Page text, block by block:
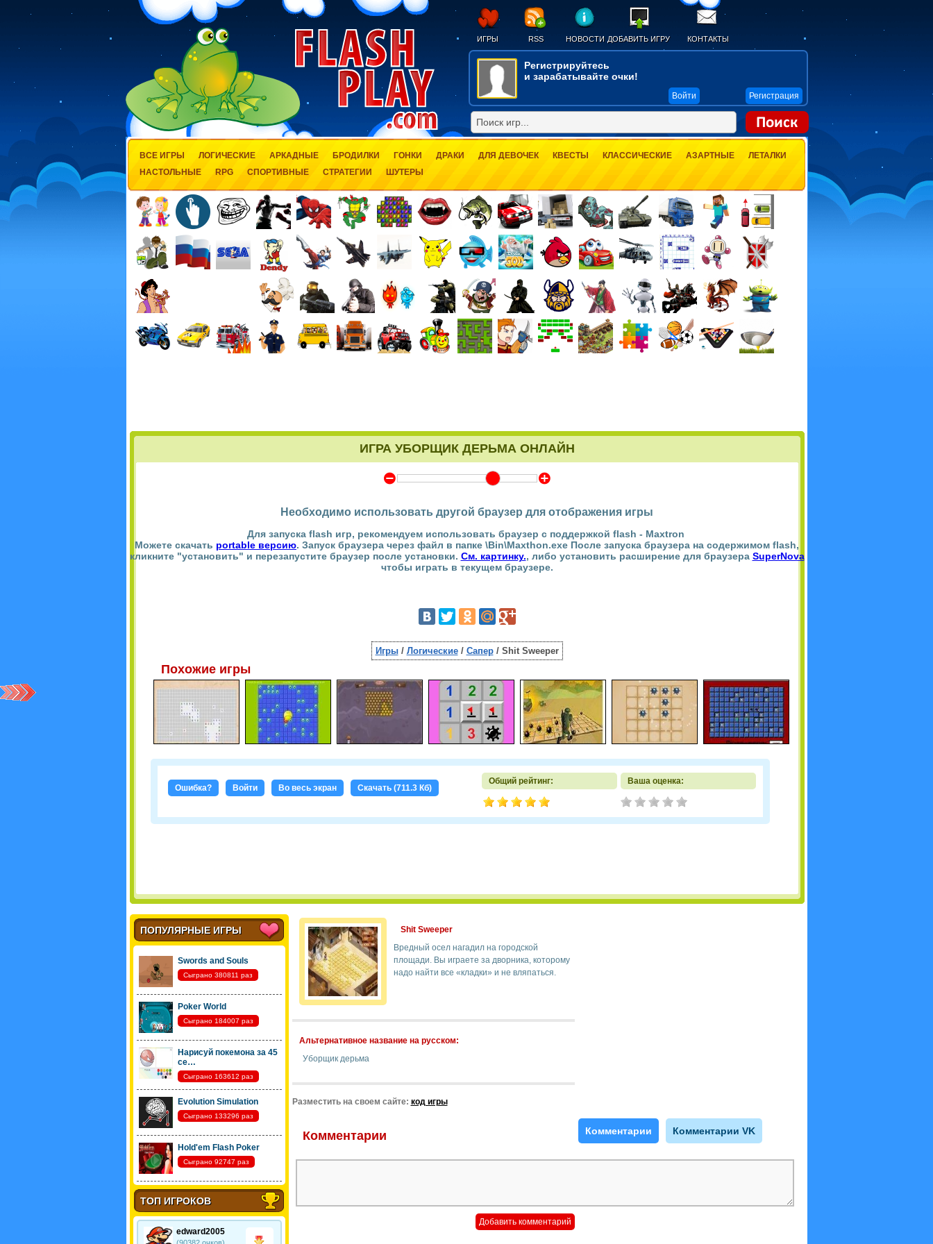
ИГРЫ RSS НОВОСТИ ДОБАВИТЬ ИГРУ КОНТАКТЫ
Регистрируйтесь
и зарабатывайте очки!
Войти Регистрация
ВСЕ ИГРЫ ЛОГИЧЕСКИЕ АРКАДНЫЕ БРОДИЛКИ ГОНКИ ДРАКИ ДЛЯ ДЕВОЧЕК КВЕСТЫ КЛАССИЧЕСКИЕ АЗАРТНЫЕ
ЛЕТАЛКИ
НАСТОЛЬНЫЕ
RPG СПОРТИВНЫЕ СТРАТЕГИИ ШУТЕРЫ
ИГРА УБОРЩИК ДЕРЬМА ОНЛАЙН
Y Z
Необходимо использовать другой браузер для отображения игры
Для запуска flash игр, рекомендуем использовать браузер с поддержкой flash - Maxtron
Можете скачать portable версию. Запуск браузера через файл в папке \Bin\Maxthon.exe После запуска браузера на содержимом flash,
кликните "установить" и перезапустите браузер после установки. См. картинку., либо установить расширение для браузера SuperNova
чтобы играть в текущем браузере.
Игры/ Логические/ Сапер/ Shit Sweeper
Похожие игры
Ошибка? Войти Во весь экран Скачать (711.3 Кб)
Общий рейтинг: Ваша оценка:
ПОПУЛЯРНЫЕ ИГРЫ
Swords and Souls
Сыграно 380811 раз
Poker World
Сыграно 184007 раз
Нарисуй покемона за 45
се…
Сыграно 163612 раз
Evolution Simulation
Сыграно 133296 раз
Hold'em Flash Poker
Сыграно 92747 раз
ТОП ИГРОКОВ
edward2005
Shit Sweeper
Вредный осел нагадил на городской
площади. Вы играете за дворника, которому
надо найти все «кладки» и не вляпаться.
Альтернативное название на русском:
Уборщик дерьма
Разместить на своем сайте: код игры
Комментарии Комментарии Комментарии VK